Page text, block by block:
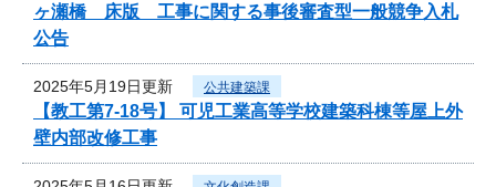
ヶ瀬橋 床版 工事に関する事後審査型一般競争入札
公告
2025年5月19日更新 公共建築課
【教工第7-18号】 可児工業高等学校建築科棟等屋上外
壁内部改修工事